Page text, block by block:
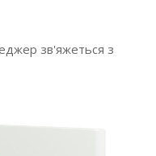
зв'яжеться з